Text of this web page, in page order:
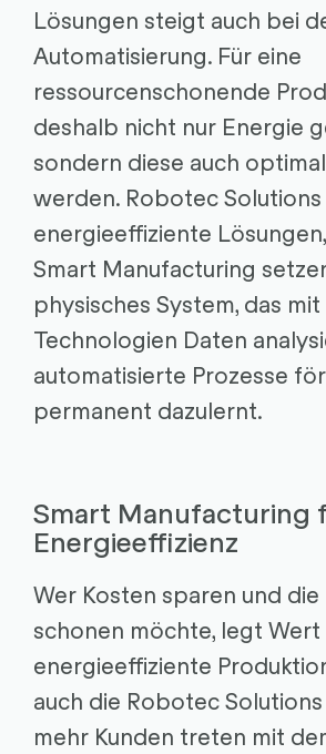
Lösungen steigt auch bei
Automatisierung. Für eine
ressourcenschonende
deshalb nicht nur Energie
sondern diese auch
werden. Robotec
energieeffiziente
Smart Manufacturing
physisches System, das
Technologien Daten
automatisierte Prozesse
permanent dazulernt.
Smart Manufacturing
Energieeffizienz
Wer Kosten sparen und
schonen möchte, legt Wert
energieeffiziente
auch die Robotec
mehr Kunden treten mit